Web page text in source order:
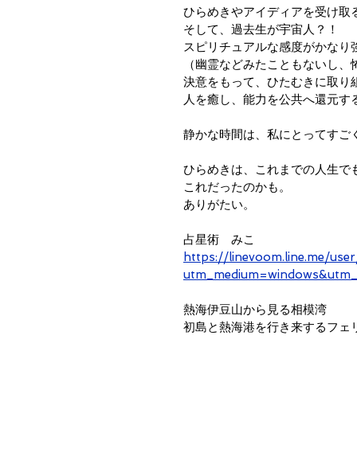
ひらめきやアイディアを受け取
そして、過去生が宇宙人？！
スピリチュアルな感度がかなり
（幽霊などみたこともないし
決意をもって、ひたむきに取り
人を癒し、能力を公共へ還元
静かな時間は、私にとってすご
ひらめきは、これまでの人生で
これだったのかも。
ありがたい。
占星術　みこ
https://linevoom.line.me/
熱海伊豆山から見る相模湾
初島と熱海港を行き来するフェ